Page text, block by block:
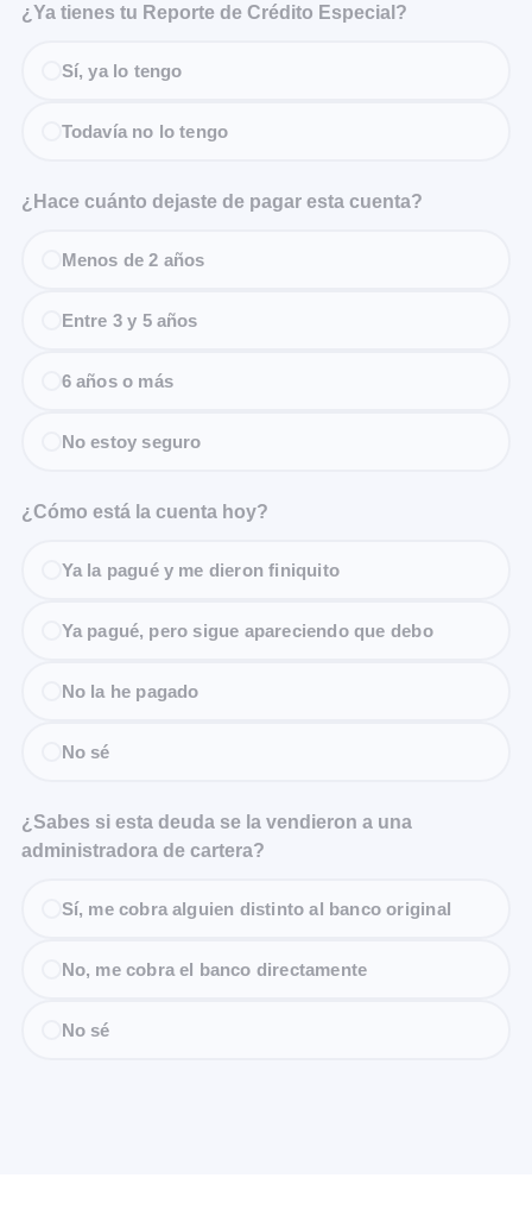
¿Ya tienes tu Reporte de Crédito Especial?
Sí, ya lo tengo
Todavía no lo tengo
¿Hace cuánto dejaste de pagar esta cuenta?
Menos de 2 años
Entre 3 y 5 años
6 años o más
No estoy seguro
¿Cómo está la cuenta hoy?
Ya la pagué y me dieron finiquito
Ya pagué, pero sigue apareciendo que debo
No la he pagado
No sé
¿Sabes si esta deuda se la vendieron a una
administradora de cartera?
Sí, me cobra alguien distinto al banco original
No, me cobra el banco directamente
No sé